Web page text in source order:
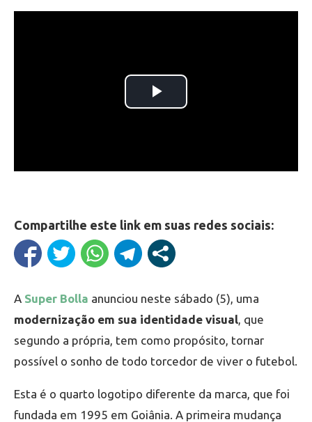
Compartilhe este link em suas redes sociais:
A Super Bolla anunciou neste sábado (5), uma
modernização em sua identidade visual , que
segundo a própria, tem como propósito, tornar
possível o sonho de todo torcedor de viver o futebol.
Esta é o quarto logotipo diferente da marca, que foi
fundada em 1995 em Goiânia. A primeira mudança